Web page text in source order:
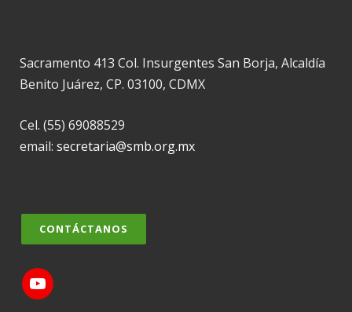
Sacramento 413 Col. Insurgentes San Borja, Alcaldía
Benito Juárez, CP. 03100, CDMX
Cel. (55) 69088529
email: secretaria@smb.org.mx
CONTÁCTANOS